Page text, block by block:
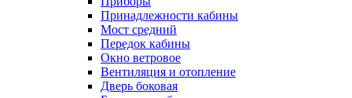
Принадлежности кабины
Мост средний
Передок кабины
Окно ветровое
Вентиляция и отопление
Дверь боковая